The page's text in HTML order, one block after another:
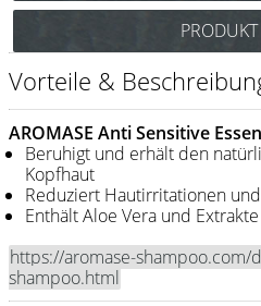
Bürsten
Y.S. Park
Werkzeugtaschen
Joewell
AROMASE Anti-Hair Loss
Vorteile &
AROMASE Anti Sensitive
Beruhigt und erhält den
Kopfhaut
Reduziert Hautirritationen
Enthält Aloe Vera und
https://aromase-shampoo.com/
shampoo.html